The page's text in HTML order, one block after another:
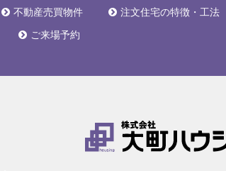
不動産売買物件 注文住宅の特徴・工法
ご来場予約